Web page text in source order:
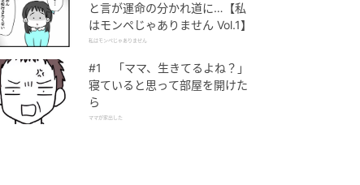
と言が運命の分かれ道に…【私
はモンペじゃありません Vol.1】
私はモンペじゃありません
#1 「ママ、生きてるよね？」
寝ていると思って部屋を開けた
ら
ママが家出した